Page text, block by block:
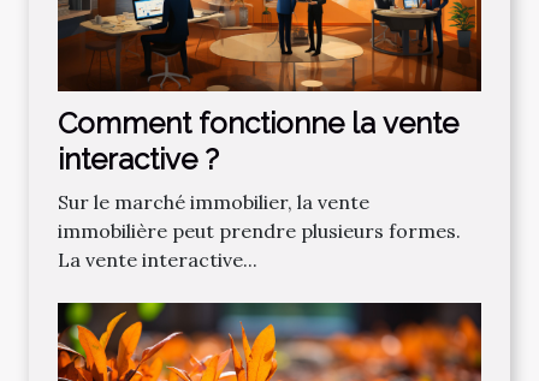
Comment fonctionne la vente
interactive ?
Sur le marché immobilier, la vente
immobilière peut prendre plusieurs formes.
La vente interactive...